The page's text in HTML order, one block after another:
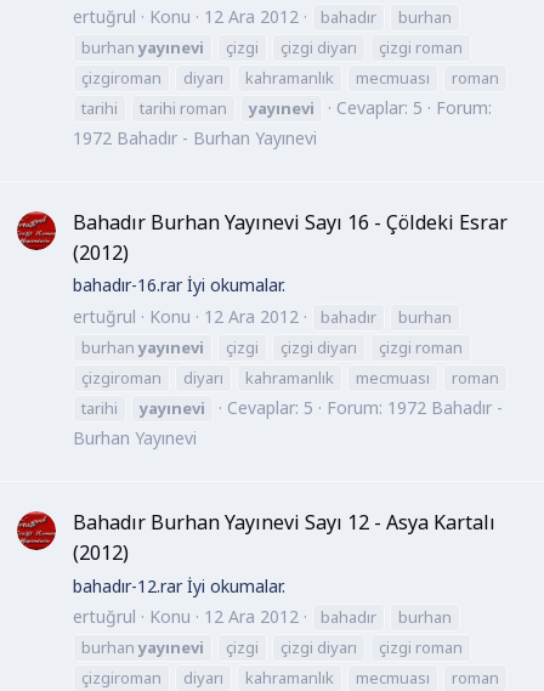
ertuğrul
Konu 12 Ara 2012 bahadır
burhan
burhan yayınevi çizgi çizgi diyarı
çizgi roman
çizgiroman
diyarı kahramanlık mecmuası
roman
tarihi
tarihi roman yayınevi Cevaplar: 5
Forum:
1972 Bahadır - Burhan Yayınevi
Bahadır Burhan Yayınevi Sayı 16 - Çöldeki Esrar
(2012)
bahadır-16.rar İyi okumalar.
ertuğrul
Konu 12 Ara 2012 bahadır
burhan
burhan yayınevi çizgi çizgi diyarı
çizgi roman
çizgiroman
diyarı kahramanlık mecmuası
roman
tarihi
yayınevi Cevaplar: 5 Forum: 1972 Bahadır -
Burhan Yayınevi
Bahadır Burhan Yayınevi Sayı 12 - Asya Kartalı
(2012)
bahadır-12.rar İyi okumalar.
ertuğrul
Konu 12 Ara 2012 bahadır
burhan
burhan yayınevi çizgi çizgi diyarı
çizgi roman
çizgiroman
diyarı kahramanlık mecmuası
roman